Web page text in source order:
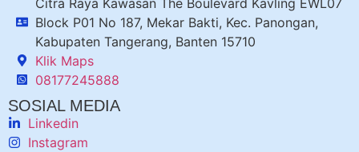
Block P01 No 187, Mekar Bakti, Kec. Panongan,
Kabupaten Tangerang, Banten 15710
Klik Maps
08177245888
SOSIAL MEDIA
Linkedin
Instagram